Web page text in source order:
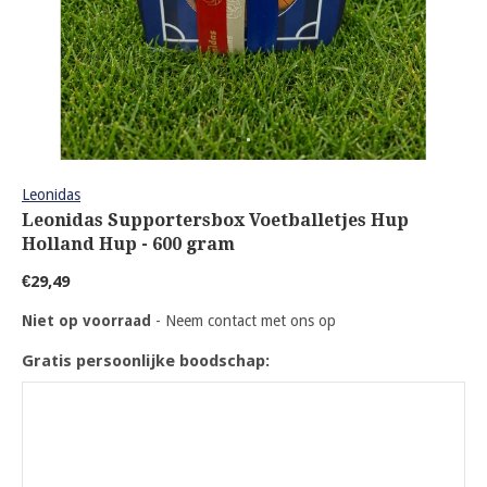
Leonidas
Leonidas Supportersbox Voetballetjes Hup
Holland Hup - 600 gram
€29,49
Niet op voorraad - Neem contact met ons op
Gratis persoonlijke boodschap: